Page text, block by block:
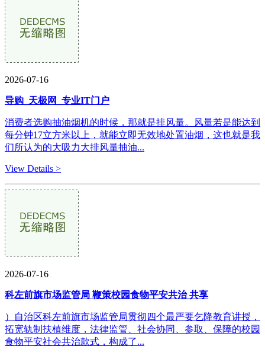
2026-07-16
导购_天极网_专业IT门户
消费者选购抽油烟机的时候，那就是排风量。风量若是能达到
每分钟17立方米以上，就能立即无效地处置油烟，这也就是我
们所认为的大吸力大排风量抽油...
View Details >
2026-07-16
科左前旗市场监管局 鞭策校园食物平安共治 共享
）自治区科左前旗市场监管局贯彻四个最严要乞降教育讲授，
拓宽轨制扶植维度，法律监管、社会协同、参取、保障的校园
食物平安社会共治款式，构成了...